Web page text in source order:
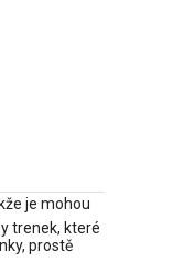
je mohou
trenek, které
prostě